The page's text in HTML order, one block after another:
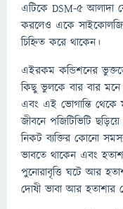
এটিকে DSM-5 আলাদা
করলেও একে
চিহ্নিত করে থাকেন।
এইরকম কন্ডিশনের
কিছু ভুলকে বার বার মনে
এবং এই ভোগান্তি থেকে
জীবনে পজিটিভিটি
নিকট ব্যক্তির কোনো
ভাবতে থাকেন এবং
পুনোরাবৃত্তি ঘটে আর
দোষী ভাবা আর হতাশার